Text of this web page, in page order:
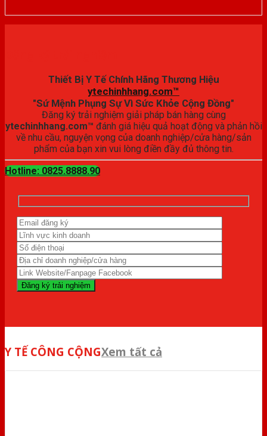
Thiết Bị Y Tế Chính Hãng Thương Hiệu
ytechinhhang.com™
"Sứ Mệnh Phụng Sự Vì Sức Khỏe Cộng Đồng"
Đăng ký trải nghiệm giải pháp bán hàng cùng
ytechinhhang.com™ đánh giá hiệu quả hoạt động và phản hồi
về nhu cầu, nguyện vọng của doanh nghiệp/cửa hàng/sản
phẩm của bạn xin vui lòng điền đầy đủ thông tin.
Hotline: 0825.8888.90
Y TẾ CÔNG CỘNGXem tất cả